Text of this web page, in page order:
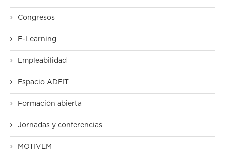
Congresos
E-Learning
Empleabilidad
Espacio ADEIT
Formación abierta
Jornadas y conferencias
MOTIVEM